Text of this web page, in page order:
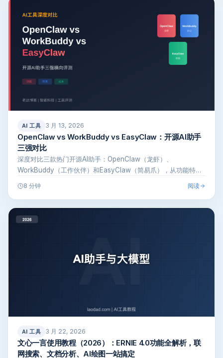
AI 工具 3 月 13, 2026
OpenClaw vs WorkBuddy vs EasyClaw：开源AI助手
三强对比
深度对比三款热门开源AI助手：OpenClaw（龙虾）、
WorkBuddy（工作伙伴）和EasyClaw（简易爪），从功能特
性、使…
8 分钟 阅读
AI 工具 3 月 22, 2026
文心一言使用教程（2026）：ERNIE 4.0功能全解析，联
网搜索、文档分析、AI绘图一站搞定